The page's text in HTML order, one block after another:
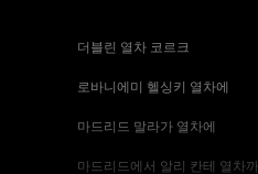
더블린 열차 코르크
로바니에미 헬싱키 열차에
마드리드 말라가 열차에
마드리드에서 알리 칸테 열차까